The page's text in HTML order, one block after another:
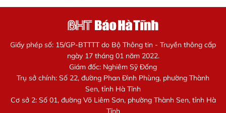
Giấy phép số: 15/GP-BTTTT do Bộ Thông tin - Truyền thông cấp
ngày 17 tháng 01 năm 2022.
Giám đốc: Nghiêm Sỹ Đống
Trụ sở chính: Số 22, đường Phan Đình Phùng, phường Thành
Sen, tỉnh Hà Tĩnh
Cơ sở 2: Số 01, đường Võ Liêm Sơn, phường Thành Sen, tỉnh Hà